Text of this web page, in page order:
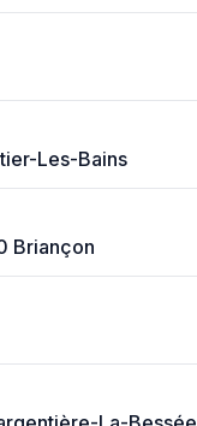
Les-Bains
Briançon